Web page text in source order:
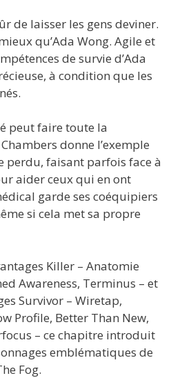
de laisser les gens deviner.
qu’Ada Wong. Agile et
de survie d’Ada
à condition que les
peut faire toute la
donne l’exemple
perdu, faisant parfois face à
aider ceux qui en ont
garde ses coéquipiers
si cela met sa propre
Killer – Anatomie
Awareness, Terminus – et
Survivor – Wiretap,
Profile, Better Than New,
– ce chapitre introduit
emblématiques de
Fog.